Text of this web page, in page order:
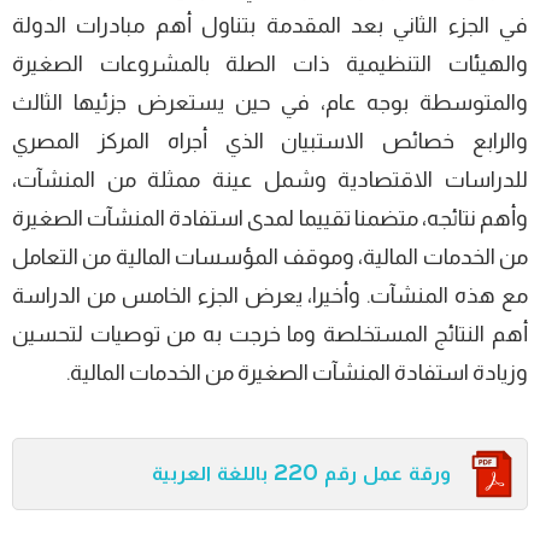
في الجزء الثاني بعد المقدمة بتناول أهم مبادرات الدولة
والهيئات التنظيمية ذات الصلة بالمشروعات الصغيرة
والمتوسطة بوجه عام، في حين يستعرض جزئيها الثالث
والرابع خصائص الاستبيان الذي أجراه المركز المصري
للدراسات الاقتصادية وشمل عينة ممثلة من المنشآت،
وأهم نتائجه، متضمنا تقييما لمدى استفادة المنشآت الصغيرة
من الخدمات المالية، وموقف المؤسسات المالية من التعامل
مع هذه المنشآت. وأخيرا، يعرض الجزء الخامس من الدراسة
أهم النتائج المستخلصة وما خرجت به من توصيات لتحسين
وزيادة استفادة المنشآت الصغيرة من الخدمات المالية.
ورقة عمل رقم 220 باللغة العربية